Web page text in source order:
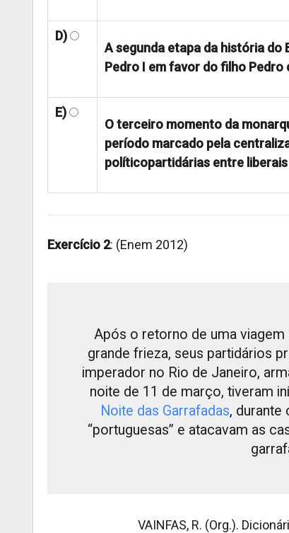
D)
A segunda etapa da história do
Pedro I em favor do filho Pedro
E)
O terceiro momento da
período marcado pela
políticopartidárias entre
Exercício 2: (Enem 2012)
Após o retorno de uma
grande frieza, seus partidários
imperador no Rio de Janeiro,
noite de 11 de março, tiveram
Noite das Garrafadas, durante
“portuguesas” e atacavam as
VAINFAS, R. (Org.).